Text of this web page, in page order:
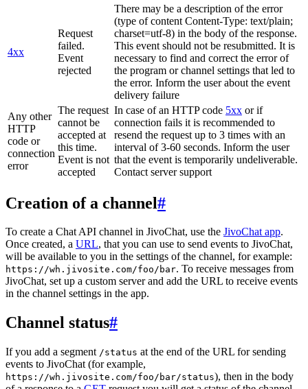
4xx
Request
failed.
Event
rejected
There may be a description of the error
(type of content Content-Type: text/plain;
charset=utf-8) in the body of the response.
This event should not be resubmitted. It is
necessary to find and correct the error of
the program or channel settings that led to
the error. Inform the user about the event
delivery failure
Any other
HTTP
code or
connection
error
The request
cannot be
accepted at
this time.
Event is not
accepted
In case of an HTTP code 5xx or if
connection fails it is recommended to
resend the request up to 3 times with an
interval of 3-60 seconds. Inform the user
that the event is temporarily undeliverable.
Contact server support
Creation of a channel#
To create a Chat API channel in JivoChat, use the JivoChat app.
Once created, a URL, that you can use to send events to JivoChat,
will be available to you in the settings of the channel, for example:
https://wh.jivosite.com/foo/bar. To receive messages from
JivoChat, set up a custom server and add the URL to receive events
in the channel settings in the app.
Channel status#
If you add a segment /status at the end of the URL for sending
events to JivoChat (for example,
https://wh.jivosite.com/foo/bar/status), then in the body